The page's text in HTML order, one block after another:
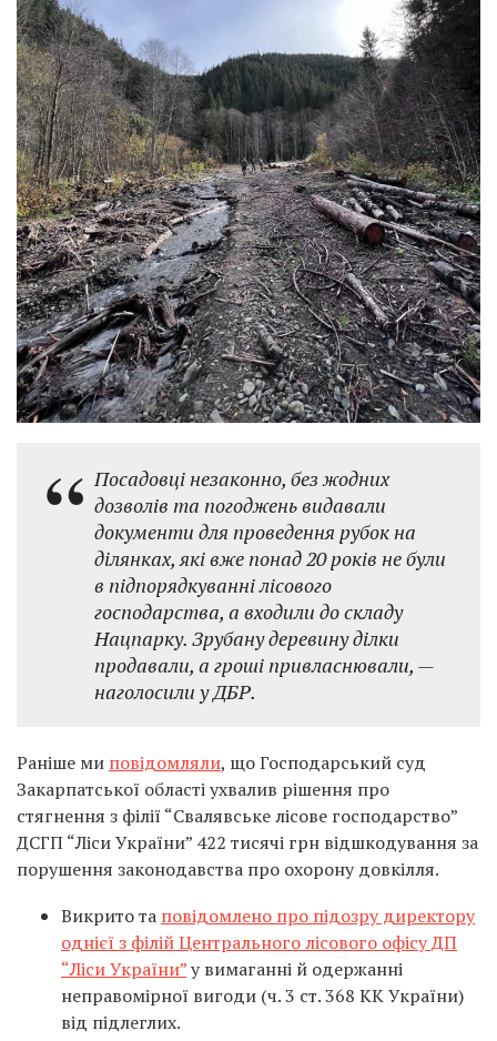
Посадовці незаконно, без жодних
дозволів та погоджень видавали
документи для проведення рубок на
ділянках, які вже понад 20 років не були
в підпорядкуванні лісового
господарства, а входили до складу
Нацпарку. Зрубану деревину ділки
продавали, а гроші привласнювали, —
наголосили у ДБР.
Раніше ми повідомляли, що Господарський суд
Закарпатської області ухвалив рішення про
стягнення з філії “Свалявське лісове господарство”
ДСГП “Ліси України” 422 тисячі грн відшкодування за
порушення законодавства про охорону довкілля.
Викрито та повідомлено про підозру директору
однієї з філій Центрального лісового офісу ДП
“Ліси України”у вимаганні й одержанні
неправомірної вигоди (ч. 3 ст. 368 КК України)
від підлеглих.